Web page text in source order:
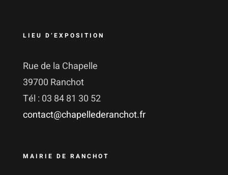
LIEU D’EXPOSITION
Rue de la Chapelle
39700 Ranchot
Tél : 03 84 81 30 52
contact@chapellederanchot.fr
MAIRIE DE RANCHOT